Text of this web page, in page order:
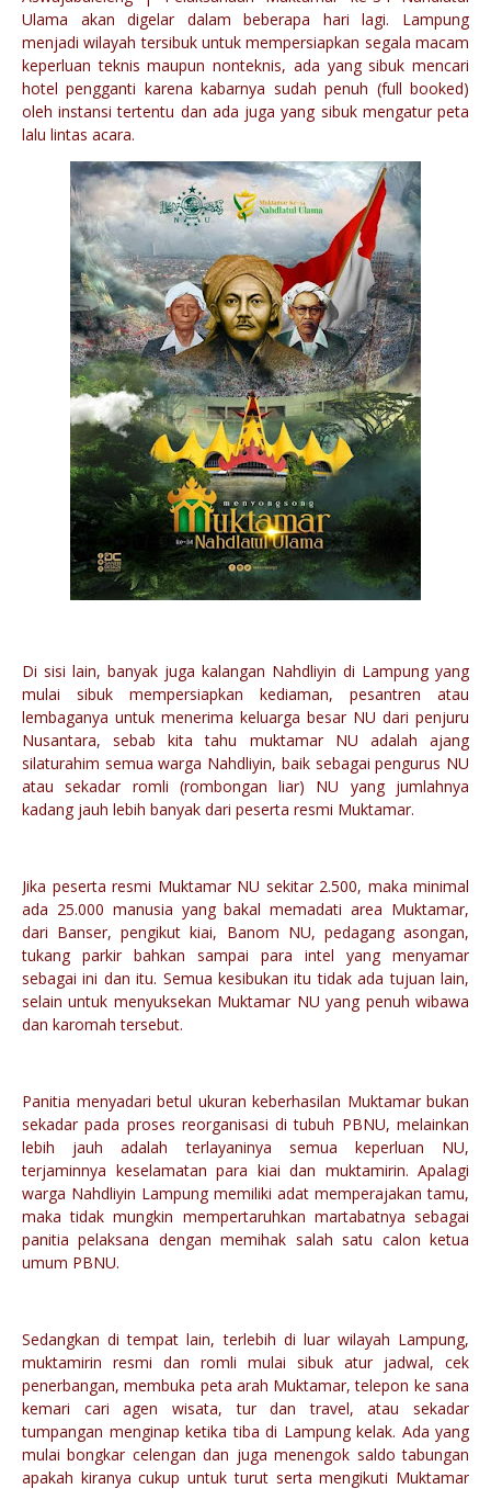
Ulama akan digelar dalam beberapa hari lagi. Lampung
menjadi wilayah tersibuk untuk mempersiapkan segala macam
keperluan teknis maupun nonteknis, ada yang sibuk mencari
hotel pengganti karena kabarnya sudah penuh (full booked)
oleh instansi tertentu dan ada juga yang sibuk mengatur peta
lalu lintas acara.
Di sisi lain, banyak juga kalangan Nahdliyin di Lampung yang
mulai sibuk mempersiapkan kediaman, pesantren atau
lembaganya untuk menerima keluarga besar NU dari penjuru
Nusantara, sebab kita tahu muktamar NU adalah ajang
silaturahim semua warga Nahdliyin, baik sebagai pengurus NU
atau sekadar romli (rombongan liar) NU yang jumlahnya
kadang jauh lebih banyak dari peserta resmi Muktamar.
Jika peserta resmi Muktamar NU sekitar 2.500, maka minimal
ada 25.000 manusia yang bakal memadati area Muktamar,
dari Banser, pengikut kiai, Banom NU, pedagang asongan,
tukang parkir bahkan sampai para intel yang menyamar
sebagai ini dan itu. Semua kesibukan itu tidak ada tujuan lain,
selain untuk menyuksekan Muktamar NU yang penuh wibawa
dan karomah tersebut.
Panitia menyadari betul ukuran keberhasilan Muktamar bukan
sekadar pada proses reorganisasi di tubuh PBNU, melainkan
lebih jauh adalah terlayaninya semua keperluan NU,
terjaminnya keselamatan para kiai dan muktamirin. Apalagi
warga Nahdliyin Lampung memiliki adat memperajakan tamu,
maka tidak mungkin mempertaruhkan martabatnya sebagai
panitia pelaksana dengan memihak salah satu calon ketua
umum PBNU.
Sedangkan di tempat lain, terlebih di luar wilayah Lampung,
muktamirin resmi dan romli mulai sibuk atur jadwal, cek
penerbangan, membuka peta arah Muktamar, telepon ke sana
kemari cari agen wisata, tur dan travel, atau sekadar
tumpangan menginap ketika tiba di Lampung kelak. Ada yang
mulai bongkar celengan dan juga menengok saldo tabungan
apakah kiranya cukup untuk turut serta mengikuti Muktamar